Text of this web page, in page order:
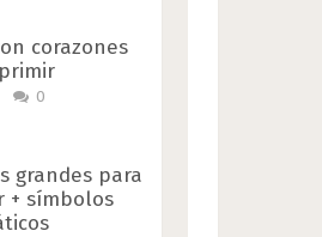
corazones
0
grandes para
+ símbolos